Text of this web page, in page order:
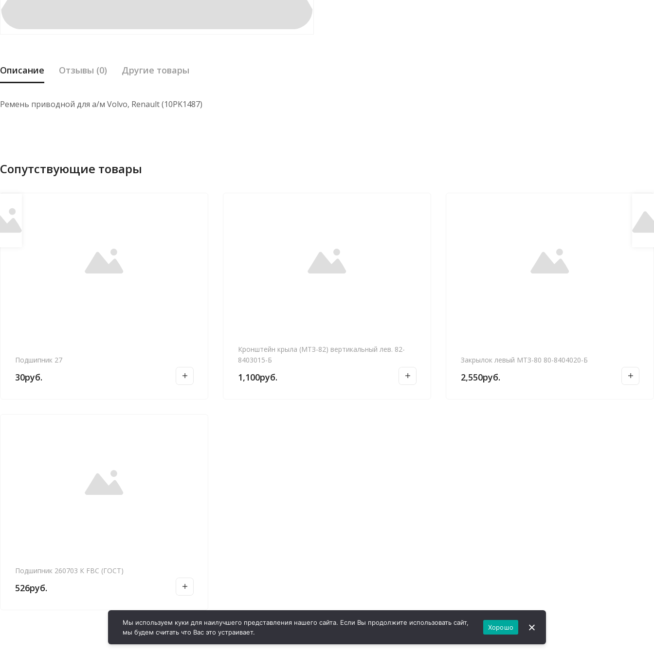
Описание Отзывы (0) Другие товары
Ремень приводной для а/м Volvo, Renault (10PK1487)
Сопутствующие товары
Подшипник 27
30руб.
Кронштейн крыла (МТЗ-82) вертикальный лев. 82-
8403015-Б
1,100руб.
Закрылок левый МТЗ-80 80-8404020-Б
2,550руб.
Подшипник 260703 К FBC (ГОСТ)
526руб.
Мы используем куки для наилучшего представления нашего сайта. Если Вы продолжите использовать сайт,
мы будем считать что Вас это устраивает.
Хорошо